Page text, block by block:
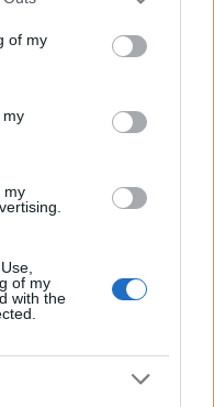
You may click to
its third-party tags to
in below Google
of my
my
my
of my
with the
szerelem kerül a
mondva a
ugyanis a főszereplő
epizódban
élveztem,
bánnak az ilyen
képsorok
nem sírtam, de
Jane csinált.